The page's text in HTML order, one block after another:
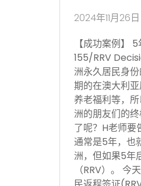
2024年11月26日
【成功案例】
155/RRV
洲永久居民身
期的在澳大利
养老福利等，
洲的朋友们的
了呢？H老师要
通常是5年，也
洲，但如果5年
（RRV）。